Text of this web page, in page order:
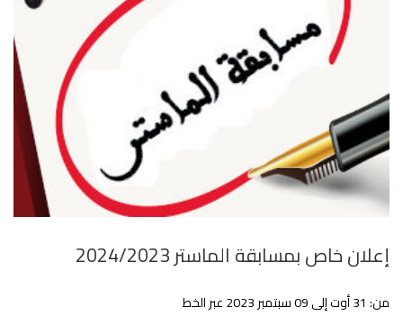
إعلان خاص بمسابقة الماستر 2024/2023
من: 31 أوت إلى 09 سبتمبر 2023 عبر الخط